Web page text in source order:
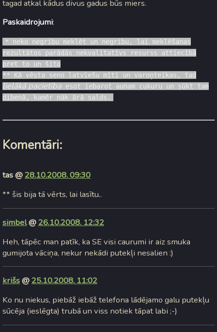
tagad atkal kādus divus gadus būs miers.
Paskaidrojumi:
* neko negribu meklēt un negribu, lai meklēšanas
rezultātos parādās nekvalitatīvs resurss attiecībā
pret to un šito
** Kā vēsta seno latviešu mīti un varoņteikas, tad
lielākā pacietība esot iebarot aunam cukuru un sūkt tam
dibenā, kamēr nāk ārā salds.
Komentāri:
tas @28.10.2008. 09:30
** šis bija tā vērts, lai lasītu..
simbel@26.10.2008. 12:32
Heh, tāpēc man patīk, ka SE visi caurumi ir aiz smuka
gumijota vāciņa, nekur nekādi putekļi nesalien :)
krišs@25.10.2008. 11:02
Ko nu niekus, piebāž iebāž telefona lādējamo galu putekļu
sūcēja (ieslēgta) trubā un viss notiek tāpat labi ;-)